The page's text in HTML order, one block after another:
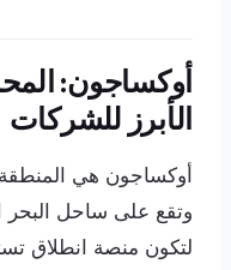
أوكساجون:
الأبرز للشركات
أوكساجون هي المنطقة
وتقع على ساحل البحر
لتكون منصة انطلاق